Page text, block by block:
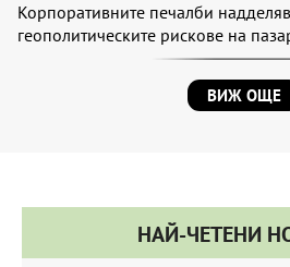
Корпоративните печалби
геополитическите рискове на
ВИЖ ОЩЕ
НАЙ-ЧЕТЕНИ